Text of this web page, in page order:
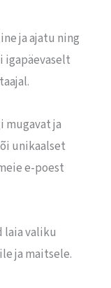
ja ajatu ning
igapäevaselt
mugavat ja
unikaalset
e-poest
laia valiku
ja maitsele.